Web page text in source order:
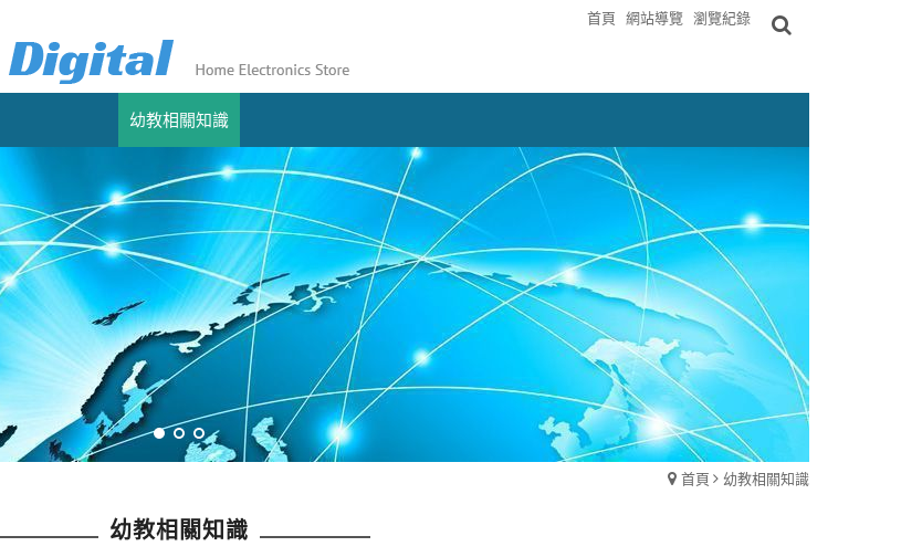
首頁 網站導覽 瀏覽紀錄
幼教相關知識
首頁 幼教相關知識
幼教相關知識